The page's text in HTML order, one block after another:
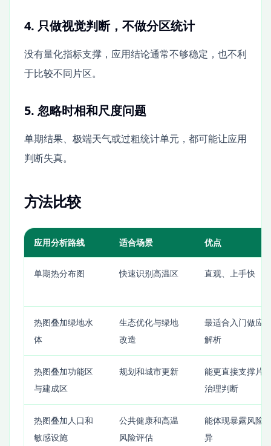
4. 只做视觉判断，不做分区统计
没有量化指标支撑，应用结论通常不够稳定，也不利
于比较不同片区。
5. 忽略时相和尺度问题
单期结果、极端天气或过粗统计单元，都可能让应用
判断失真。
方法比较
应用分析路线 适合场景 优点
单期热分布图 快速识别高温区 直观、上手快
热图叠加绿地水
体
生态优化与绿地
改造
最适合入门做应
解析
热图叠加功能区
与建成区
规划和城市更新
能更直接支撑片
治理判断
热图叠加人口和
敏感设施
公共健康和高温
风险评估
能体现暴露风险
异